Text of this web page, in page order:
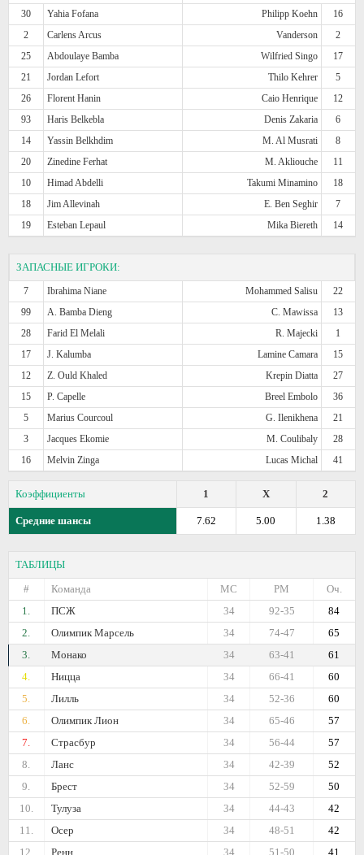
30
Yahia Fofana Philipp Koehn
16
2
Carlens Arcus Vanderson
2
25
Abdoulaye Bamba Wilfried Singo
17
21
Jordan Lefort Thilo Kehrer
5
26
Florent Hanin Caio Henrique
12
93
Haris Belkebla Denis Zakaria
6
14
Yassin Belkhdim M. Al Musrati
8
20
Zinedine Ferhat M. Akliouche
11
10
Himad Abdelli Takumi Minamino
18
18
Jim Allevinah E. Ben Seghir
7
19
Esteban Lepaul Mika Biereth 14
ЗАПАСНЫЕ ИГРОКИ:
7 Ibrahima Niane Mohammed Salisu
22
99
A. Bamba Dieng C. Mawissa
13
28
Farid El Melali R. Majecki
1
17
J. Kalumba Lamine Camara
15
12
Z. Ould Khaled Krepin Diatta
27
15
P. Capelle Breel Embolo
36
5
Marius Courcoul G. Ilenikhena
21
3
Jacques Ekomie M. Coulibaly
28
16
Melvin Zinga Lucas Michal 41
Коэффициенты 2
X
1
Средние шансы 1.38
5.00
7.62
ТАБЛИЦЫ
#
Команда Оч.
РМ
МС
1.
ПСЖ 84
92-35
34
2.
Олимпик Марсель 65
74-47
34
3.
Монако 61
63-41
34
4.
Ницца 60
66-41
34
5.
Лилль 60
52-36
34
6.
Олимпик Лион 57
65-46
34
7.
Страсбур 57
56-44
34
8.
Ланс 52
42-39
34
9.
Брест 50
52-59
34
10.
Тулуза 42
44-43
34
11.
Осер 42
48-51
34
12.
Ренн 41
51-50
34